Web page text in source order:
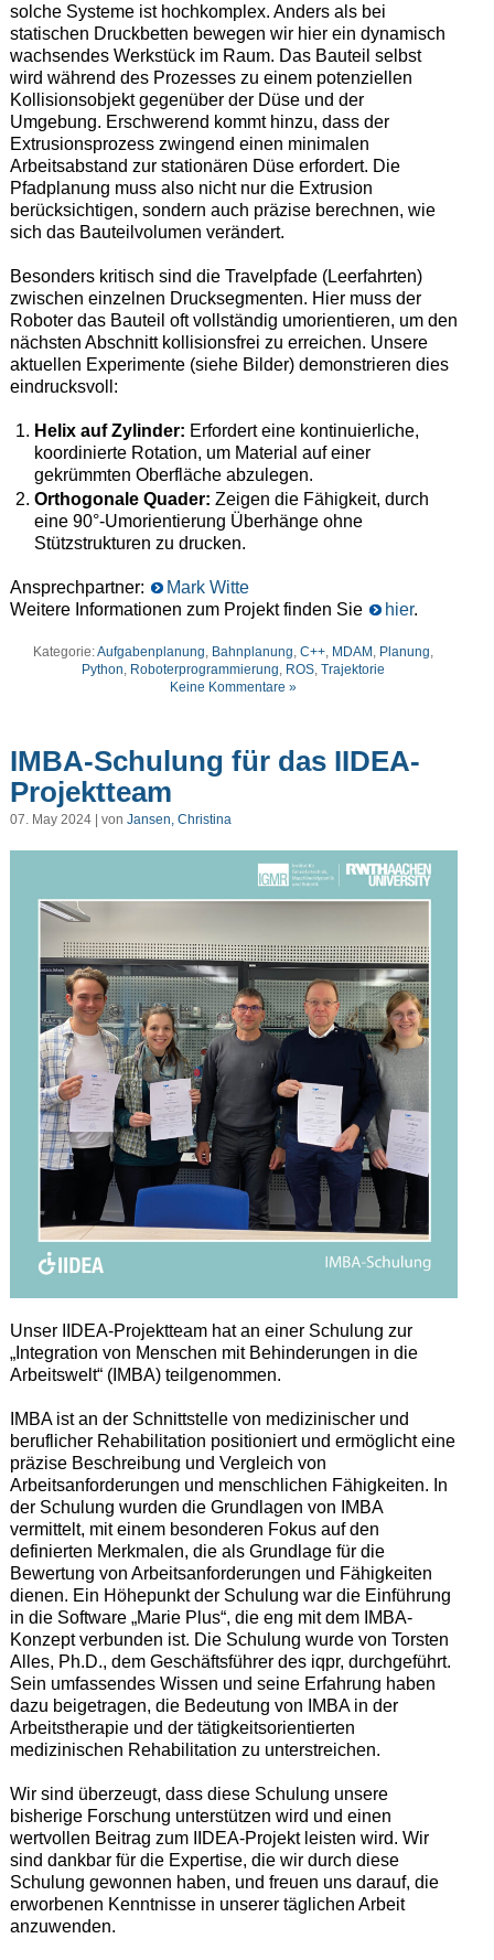
solche Systeme ist hochkomplex. Anders als bei
statischen Druckbetten bewegen wir hier ein dynamisch
wachsendes Werkstück im Raum. Das Bauteil selbst
wird während des Prozesses zu einem potenziellen
Kollisionsobjekt gegenüber der Düse und der
Umgebung. Erschwerend kommt hinzu, dass der
Extrusionsprozess zwingend einen minimalen
Arbeitsabstand zur stationären Düse erfordert. Die
Pfadplanung muss also nicht nur die Extrusion
berücksichtigen, sondern auch präzise berechnen, wie
sich das Bauteilvolumen verändert.
Besonders kritisch sind die Travelpfade (Leerfahrten)
zwischen einzelnen Drucksegmenten. Hier muss der
Roboter das Bauteil oft vollständig umorientieren, um den
nächsten Abschnitt kollisionsfrei zu erreichen. Unsere
aktuellen Experimente (siehe Bilder) demonstrieren dies
eindrucksvoll:
Helix auf Zylinder: Erfordert eine kontinuierliche,
koordinierte Rotation, um Material auf einer
gekrümmten Oberfläche abzulegen.
Orthogonale Quader: Zeigen die Fähigkeit, durch
eine 90°-Umorientierung Überhänge ohne
Stützstrukturen zu drucken.
Ansprechpartner:
Mark Witte
Weitere Informationen zum Projekt finden Sie
hier.
Kategorie:Aufgabenplanung, Bahnplanung,C++, MDAM, Planung,
Python, Roboterprogrammierung, ROS,Trajektorie
Keine Kommentare »
IMBA-Schulung für das IIDEA-
Projektteam
07. May 2024 | von Jansen, Christina
Unser IIDEA-Projektteam hat an einer Schulung zur
„Integration von Menschen mit Behinderungen in die
Arbeitswelt“ (IMBA) teilgenommen.
IMBA ist an der Schnittstelle von medizinischer und
beruflicher Rehabilitation positioniert und ermöglicht eine
präzise Beschreibung und Vergleich von
Arbeitsanforderungen und menschlichen Fähigkeiten. In
der Schulung wurden die Grundlagen von IMBA
vermittelt, mit einem besonderen Fokus auf den
definierten Merkmalen, die als Grundlage für die
Bewertung von Arbeitsanforderungen und Fähigkeiten
dienen. Ein Höhepunkt der Schulung war die Einführung
in die Software „Marie Plus“, die eng mit dem IMBA-
Konzept verbunden ist. Die Schulung wurde von Torsten
Alles, Ph.D., dem Geschäftsführer des iqpr, durchgeführt.
Sein umfassendes Wissen und seine Erfahrung haben
dazu beigetragen, die Bedeutung von IMBA in der
Arbeitstherapie und der tätigkeitsorientierten
medizinischen Rehabilitation zu unterstreichen.
Wir sind überzeugt, dass diese Schulung unsere
bisherige Forschung unterstützen wird und einen
wertvollen Beitrag zum IIDEA-Projekt leisten wird. Wir
sind dankbar für die Expertise, die wir durch diese
Schulung gewonnen haben, und freuen uns darauf, die
erworbenen Kenntnisse in unserer täglichen Arbeit
anzuwenden.